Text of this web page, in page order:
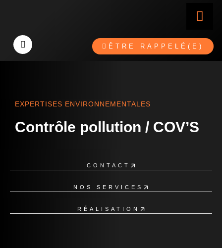
ÊTRE RAPPELÉ(E)
EXPERTISES ENVIRONNEMENTALES
Contrôle pollution / COV’S
CONTACT
NOS SERVICES
RÉALISATION